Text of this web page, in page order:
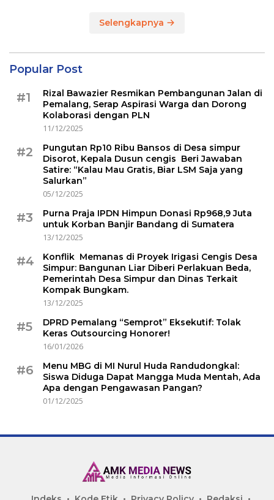
Selengkapnya
Popular Post
#1
Rizal Bawazier Resmikan Pembangunan Jalan di
Pemalang, Serap Aspirasi Warga dan Dorong
Kolaborasi dengan PLN
11/12/2025
#2
Pungutan Rp10 Ribu Bansos di Desa simpur
Disorot, Kepala Dusun cengis Beri Jawaban
Satire: “Kalau Mau Gratis, Biar LSM Saja yang
Salurkan”
05/12/2025
#3
Purna Praja IPDN Himpun Donasi Rp968,9 Juta
untuk Korban Banjir Bandang di Sumatera
13/12/2025
#4
Konflik Memanas di Proyek Irigasi Cengis Desa
Simpur: Bangunan Liar Diberi Perlakuan Beda,
Pemerintah Desa Simpur dan Dinas Terkait
Kompak Bungkam.
13/12/2025
#5
DPRD Pemalang “Semprot” Eksekutif: Tolak
Keras Outsourcing Honorer!
16/01/2026
#6
Menu MBG di MI Nurul Huda Randudongkal:
Siswa Diduga Dapat Mangga Muda Mentah, Ada
Apa dengan Pengawasan Pangan?
01/12/2025